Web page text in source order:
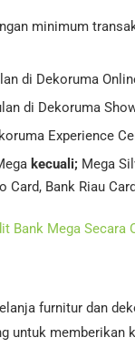
minimum
di Dekoruma
di Dekoruma
Experience
kecuali; Mega
Bank Riau
Bank Mega Secara
furnitur dan
untuk